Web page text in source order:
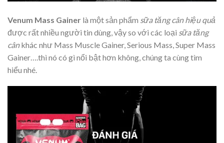
Venum Mass Gainer là một sản phẩm sữa tăng cân hiệu quả
được rất nhiều người tin dùng, vậy so với các loại sữa tăng
cânkhác như Mass Muscle Gainer, Serious Mass, Super Mass
Gainer….thì nó có gì nổi bật hơn không, chúng ta cùng tìm
hiểu nhé.